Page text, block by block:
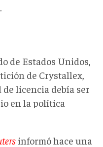
de Estados Unidos,
de Crystallex,
licencia debía ser
en la política
informó hace una